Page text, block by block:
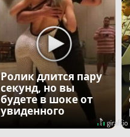
Ролик длится пару
секунд, но вы
будете в шоке от
увиденного